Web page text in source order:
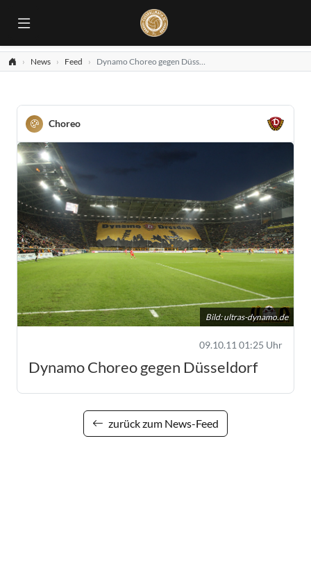
News Feed Dynamo Choreo gegen Düsseldorf
Choreo
Bild:ultras-dynamo.de
09.10.11 01:25 Uhr
Dynamo Choreo gegen Düsseldorf
zurück zum News-Feed